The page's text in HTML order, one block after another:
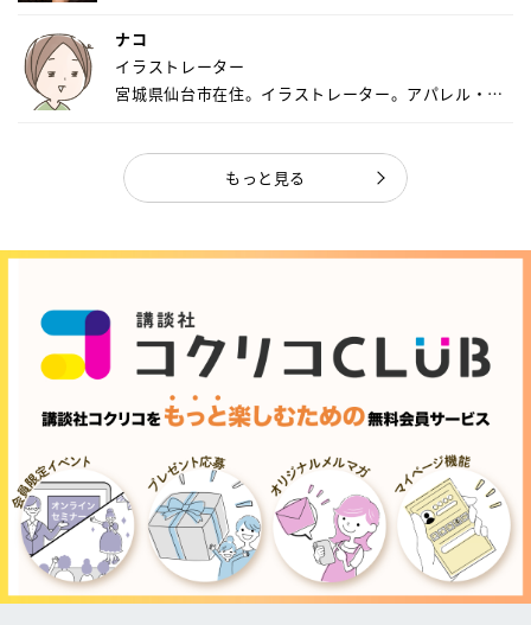
ナコ
イラストレーター
宮城県仙台市在住。イラストレーター。アパレル・キ
もっと見る